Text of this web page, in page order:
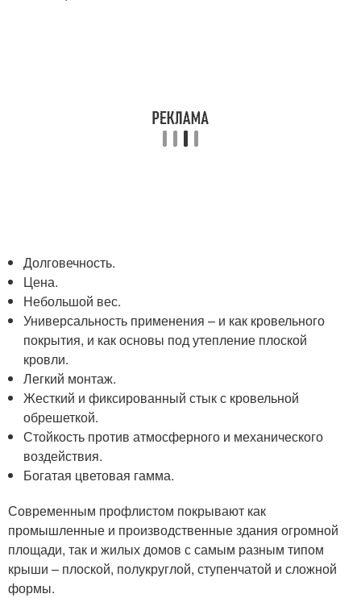
Долговечность.
Цена.
Небольшой вес.
Универсальность применения – и как кровельного
покрытия, и как основы под утепление плоской
кровли.
Легкий монтаж.
Жесткий и фиксированный стык с кровельной
обрешеткой.
Стойкость против атмосферного и механического
воздействия.
Богатая цветовая гамма.
Современным профлистом покрывают как
промышленные и производственные здания огромной
площади, так и жилых домов с самым разным типом
крыши – плоской, полукруглой, ступенчатой и сложной
формы.